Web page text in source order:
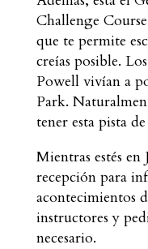
Challenge
que te permite
creías posible.
Powell vivían a
Park.
tener esta pista
Mientras estés en
recepción para
acontecimientos
instructores y
necesario.